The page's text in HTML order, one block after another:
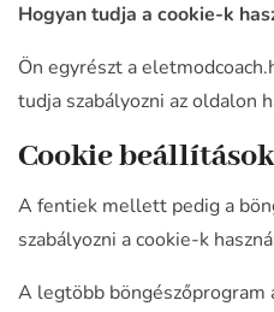
Hogyan tudja a cookie-k
Ön egyrészt a
tudja szabályozni az oldalon
Cookie beállítások
A fentiek mellett pedig a
szabályozni a cookie-k
A legtöbb böngészőprogram